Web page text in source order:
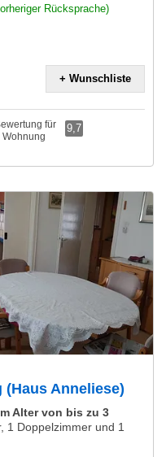
Rücksprache)
+ Wunschliste
für
Wohnung
9,7
Anneliese)
Alter von bis zu 3
1 Doppelzimmer und 1